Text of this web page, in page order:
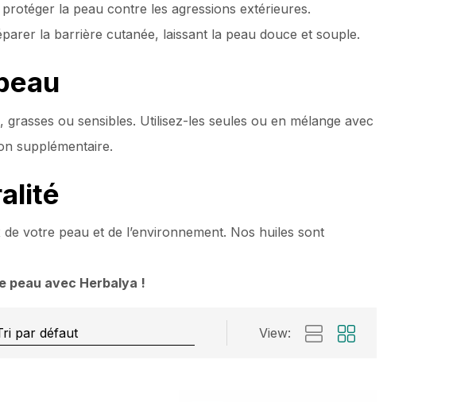
la peau contre les agressions extérieures.
la barrière cutanée, laissant la peau douce et souple.
ou sensibles. Utilisez-les seules ou en mélange avec
supplémentaire.
votre peau et de l’environnement. Nos huiles sont
peau avec Herbalya !
View: